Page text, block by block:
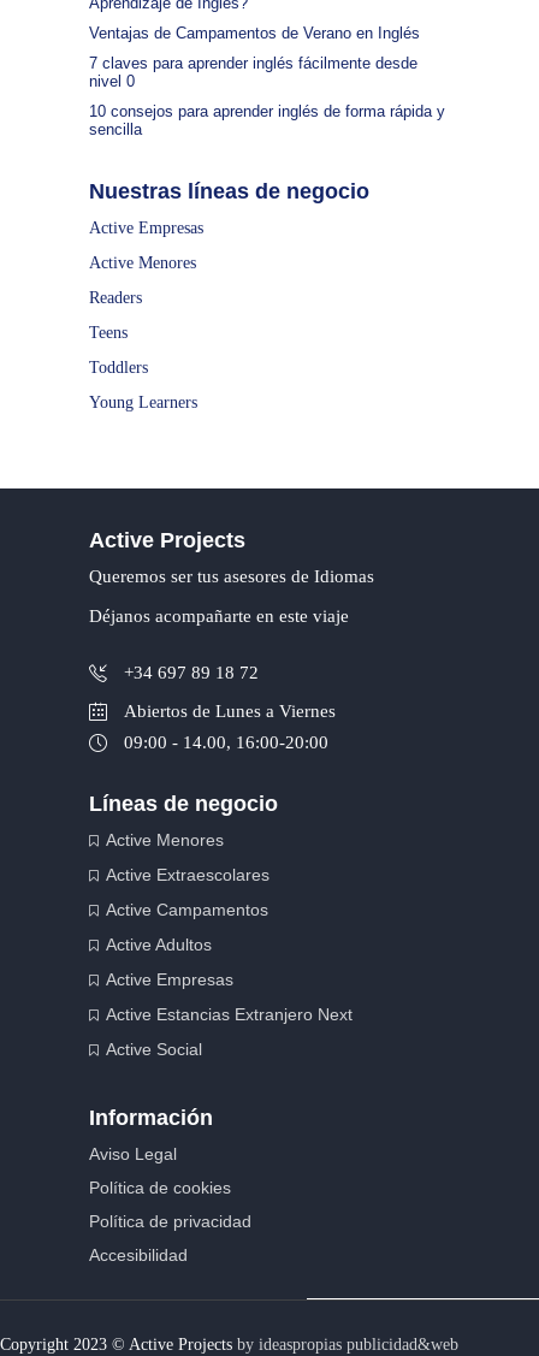
Ventajas de Campamentos de Verano en Inglés
7 claves para aprender inglés fácilmente desde
nivel 0
10 consejos para aprender inglés de forma rápida y
sencilla
Nuestras líneas de negocio
Active Empresas
Active Menores
Readers
Teens
Toddlers
Young Learners
Active Projects
Queremos ser tus asesores de Idiomas
Déjanos acompañarte en este viaje
+34 697 89 18 72
Abiertos de Lunes a Viernes
09:00 - 14.00, 16:00-20:00
Líneas de negocio
Active Menores
Active Extraescolares
Active Campamentos
Active Adultos
Active Empresas
Active Estancias Extranjero Next
Active Social
Información
Aviso Legal
Política de cookies
Política de privacidad
Accesibilidad
Copyright 2023 © Active Projects by ideaspropias publicidad&web